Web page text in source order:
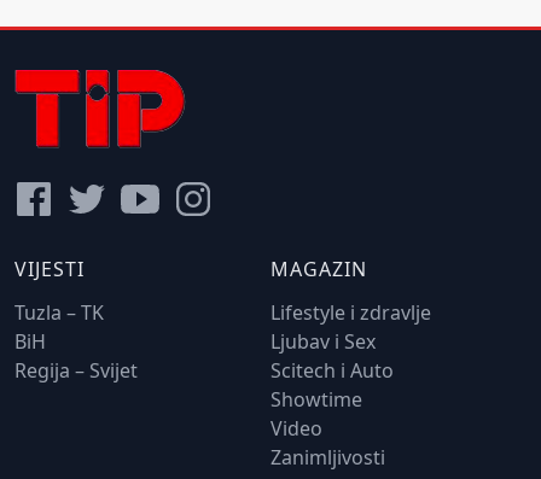
VIJESTI
Tuzla – TK
BiH
Regija – Svijet
MAGAZIN
Lifestyle i zdravlje
Ljubav i Sex
Scitech i Auto
Showtime
Video
Zanimljivosti